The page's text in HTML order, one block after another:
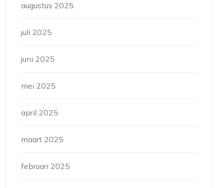
augustus 2025
juli 2025
juni 2025
mei 2025
april 2025
maart 2025
februari 2025